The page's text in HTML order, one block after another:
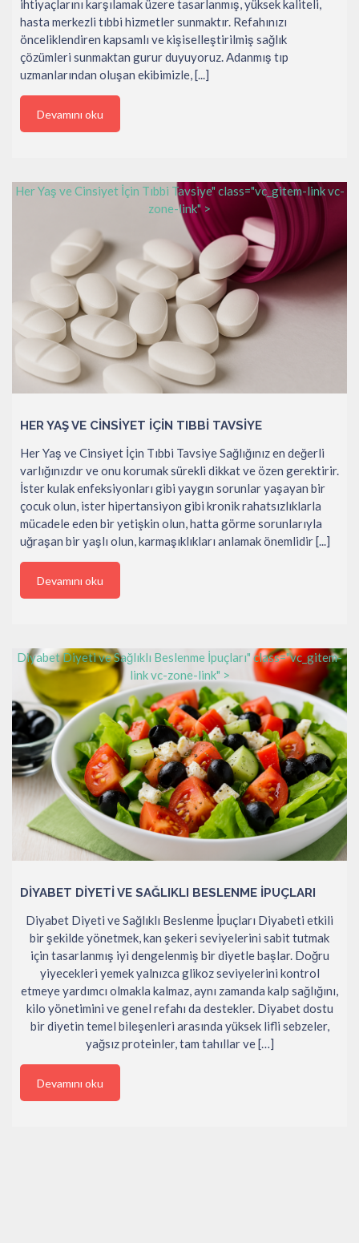
ihtiyaçlarını karşılamak üzere tasarlanmış, yüksek kaliteli,
hasta merkezli tıbbi hizmetler sunmaktır. Refahınızı
önceliklendiren kapsamlı ve kişiselleştirilmiş sağlık
çözümleri sunmaktan gurur duyuyoruz. Adanmış tıp
uzmanlarından oluşan ekibimizle, [...]
Devamını oku
Her Yaş ve Cinsiyet İçin Tıbbi Tavsiye" class="vc_gitem-link vc-
zone-link" >
HER YAŞ VE CINSIYET İÇIN TIBBI TAVSIYE
Her Yaş ve Cinsiyet İçin Tıbbi Tavsiye Sağlığınız en değerli
varlığınızdır ve onu korumak sürekli dikkat ve özen gerektirir.
İster kulak enfeksiyonları gibi yaygın sorunlar yaşayan bir
çocuk olun, ister hipertansiyon gibi kronik rahatsızlıklarla
mücadele eden bir yetişkin olun, hatta görme sorunlarıyla
uğraşan bir yaşlı olun, karmaşıklıkları anlamak önemlidir [...]
Devamını oku
Diyabet Diyeti ve Sağlıklı Beslenme İpuçları" class="vc_gitem-
link vc-zone-link" >
DIYABET DIYETI VE SAĞLIKLI BESLENME İPUÇLARI
Diyabet Diyeti ve Sağlıklı Beslenme İpuçları Diyabeti etkili
bir şekilde yönetmek, kan şekeri seviyelerini sabit tutmak
için tasarlanmış iyi dengelenmiş bir diyetle başlar. Doğru
yiyecekleri yemek yalnızca glikoz seviyelerini kontrol
etmeye yardımcı olmakla kalmaz, aynı zamanda kalp sağlığını,
kilo yönetimini ve genel refahı da destekler. Diyabet dostu
bir diyetin temel bileşenleri arasında yüksek lifli sebzeler,
yağsız proteinler, tam tahıllar ve […]
Devamını oku